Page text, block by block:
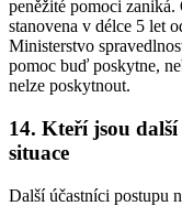
peněžité pomoci
stanovena v délce 5 let
Ministerstvo
pomoc buď poskytne,
nelze poskytnout.
14. Kteří jsou
situace
Další účastníci postupu